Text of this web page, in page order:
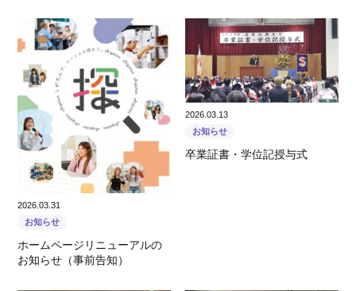
2026.03.31
お知らせ
ホームページリニューアルの
お知らせ（事前告知）
2026.03.13
お知らせ
卒業証書・学位記授与式